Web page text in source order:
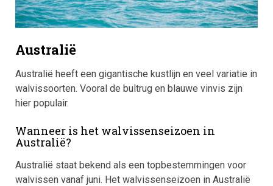
Australië
Australië heeft een gigantische kustlijn en veel variatie in
walvissoorten. Vooral de bultrug en blauwe vinvis zijn
hier populair.
Wanneer is het walvissenseizoen in
Australië?
Australië staat bekend als een topbestemmingen voor
walvissen vanaf juni. Het walvissenseizoen in Australië